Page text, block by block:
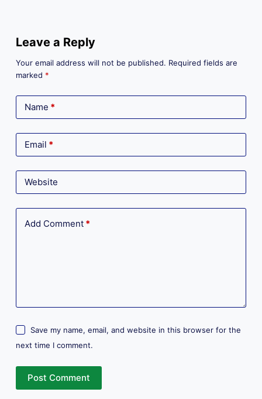
Leave a Reply
Your email address will not be published. Required fields are
marked *
Name *
Email *
Website
Add Comment*
Save my name, email, and website in this browser for the
next time I comment.
Post Comment